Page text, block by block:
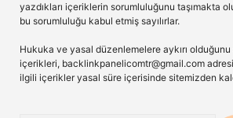
yazdıkları içeriklerin sorumluluğunu taşımakta
bu sorumluluğu kabul etmiş sayılırlar.
Hukuka ve yasal düzenlemelere aykırı
içerikleri, backlinkpanelicomtr@gmail.com
ilgili içerikler yasal süre içerisinde sitemizden